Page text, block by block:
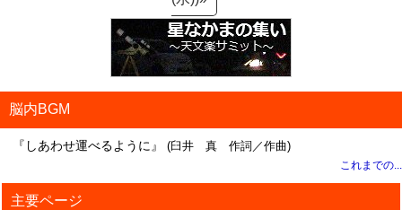
脳内BGM
『しあわせ運べるように』 (臼井 真 作詞／作曲)
これまでの...
主要ページ